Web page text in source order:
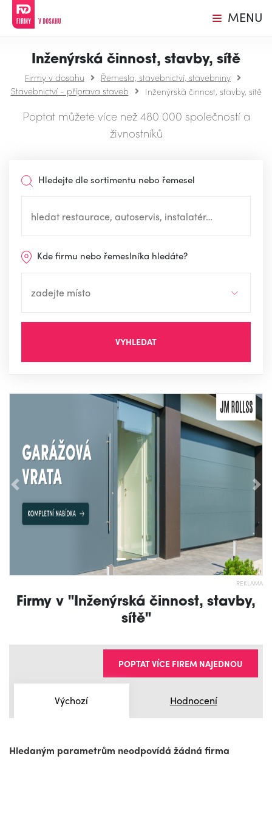
MENU
Inženýrská činnost, stavby, sítě
Firmy v dosahu
Řemesla, stavebnictví, stavebniny
Stavebnictví - příprava staveb
Inženýrská činnost, stavby, sítě
Poptat můžete více než 480 000 společností a
živnostníků
Hledejte dle sortimentu nebo řemesel
Kde firmu nebo řemeslníka hledáte?
VYHLEDAT
Předchozí
REKLAMA
Firmy v "Inženýrská činnost, stavby,
sítě"
Výchozí Hodnocení
POPTAT VÍCE FIREM NAJEDNOU
Hledaným parametrům neodpovídá žádná firma